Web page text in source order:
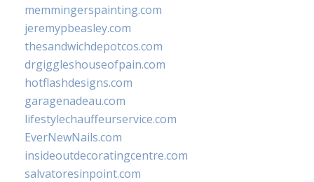
memmingerspainting.com
jeremypbeasley.com
thesandwichdepotcos.com
drgiggleshouseofpain.com
hotflashdesigns.com
garagenadeau.com
lifestylechauffeurservice.com
EverNewNails.com
insideoutdecoratingcentre.com
salvatoresinpoint.com